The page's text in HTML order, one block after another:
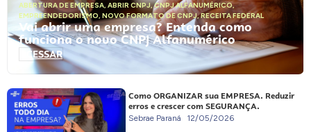
ABERTURA DE EMPRESA, ABRIR CNPJ,CNPJ ALFANUMÉRICO,
EMPREENDEDORISMO, NOVO FORMATO DE CNPJ,RECEITA FEDERAL
Vai abrir uma empresa? Entenda como
funciona o novo CNPJ Alfanumérico
ACESSAR
Como ORGANIZAR sua EMPRESA. Reduzir
erros e crescer com SEGURANÇA.
Sebrae Paraná 12/05/2026